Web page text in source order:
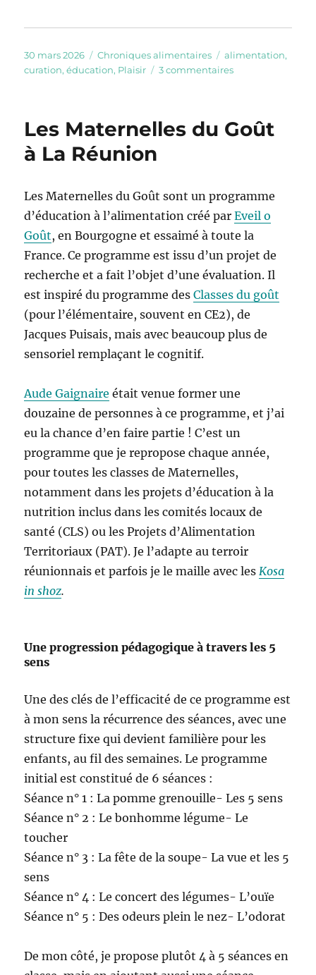
Publié
le
30 mars 2026 Catégories
Chroniques alimentaires Étiquettes
alimentation,
curation,éducation, Plaisir 3 commentairessur
Les Maternelles du Goût
à La Réunion
Les Maternelles du Goût sont un programme
d’éducation à l’alimentation créé parEveil o
Goût, en Bourgogne et essaimé à toute la
France. Ce programme est issu d’un projet de
recherche et a fait l’objet d’une évaluation. Il
est inspiré du programme desClasses du goût
(pour l’élémentaire, souvent en CE2), de
Jacques Puisais, mais avec beaucoup plus de
sensoriel remplaçant le cognitif.
Aude Gaignaire était venue former une
douzaine de personnes à ce programme, et j’ai
eu la chance d’en faire partie ! C’est un
programme que je repropose chaque année,
pour toutes les classes de Maternelles,
notamment dans les projets d’éducation à la
nutrition inclus dans les comités locaux de
santé (CLS) ou les Projets d’Alimentation
Territoriaux (PAT). Je l’adapte au terroir
réunionnais et parfois je le maille avec lesKosa
in shoz.
Une progression pédagogique à travers les 5
sens
Une des clés de l’efficacité de ce programme est
à mon sens la récurrence des séances, avec une
structure fixe qui devient familière pour les
enfants, au fil des semaines. Le programme
initial est constitué de 6 séances :
Séance n° 1 : La pomme grenouille- Les 5 sens
Séance n° 2 : Le bonhomme légume- Le
toucher
Séance n° 3 : La fête de la soupe- La vue et les 5
sens
Séance n° 4 : Le concert des légumes- L’ouïe
Séance n° 5 : Des odeurs plein le nez- L’odorat
De mon côté, je propose plutôt 4 à 5 séances en